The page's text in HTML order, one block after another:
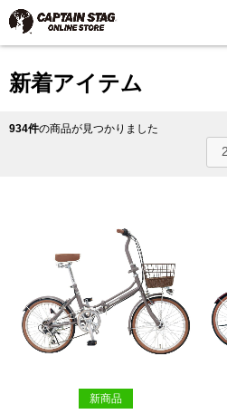
新着アイテム
934件の商品が見つかりました
新商品